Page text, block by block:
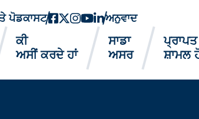
ਪੋਡਕਾਸਟਫੇਸਬੁੱਕ
ਟਵਿੱਟਰ-ਐਕਸ
instagram
youtube
ਲਿੰਕਡਇਨ
ਅਨੁਵਾਦ
ਕੀ
ਅਸੀਂ ਕਰਦੇ ਹਾਂ
ਸਾਡਾ
ਅਸਰ
ਸ਼ਾਮਲ